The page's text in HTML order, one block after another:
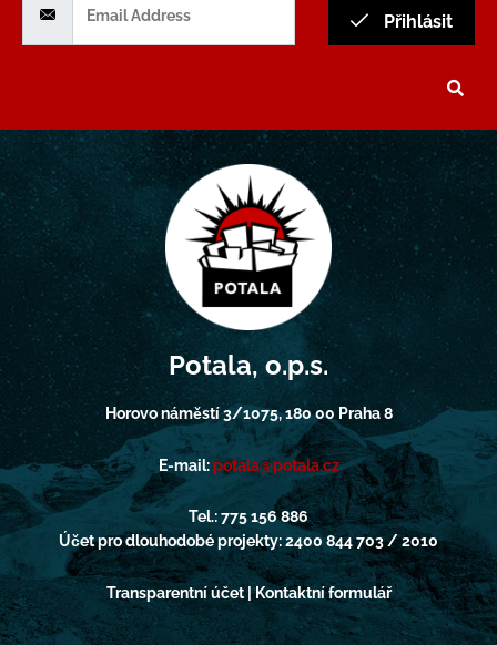
Přihlásit
Potala, o.p.s.
Horovo náměstí 3/1075, 180 00 Praha 8
E-mail:potala@potala.cz
Tel.: 775 156 886
Účet pro dlouhodobé projekty: 2400 844 703 / 2010
Transparentní účet | Kontaktní formulář